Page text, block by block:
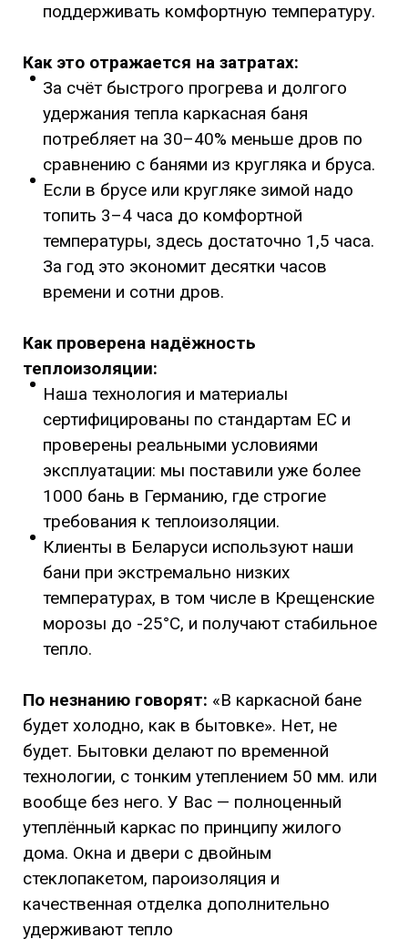
поддерживать комфортную температуру.
Как это отражается на затратах:
За счёт быстрого прогрева и долгого
удержания тепла каркасная баня
потребляет на 30–40% меньше дров по
сравнению с банями из кругляка и бруса.
Если в брусе или кругляке зимой надо
топить 3–4 часа до комфортной
температуры, здесь достаточно 1,5 часа.
За год это экономит десятки часов
времени и сотни дров.
Как проверена надёжность
теплоизоляции:
Наша технология и материалы
сертифицированы по стандартам ЕС и
проверены реальными условиями
эксплуатации: мы поставили уже более
1000 бань в Германию, где строгие
требования к теплоизоляции.
Клиенты в Беларуси используют наши
бани при экстремально низких
температурах, в том числе в Крещенские
морозы до -25°C, и получают стабильное
тепло.
По незнанию говорят: «В каркасной бане
будет холодно, как в бытовке». Нет, не
будет. Бытовки делают по временной
технологии, с тонким утеплением 50 мм. или
вообще без него. У Вас — полноценный
утеплённый каркас по принципу жилого
дома. Окна и двери с двойным
стеклопакетом, пароизоляция и
качественная отделка дополнительно
удерживают тепло